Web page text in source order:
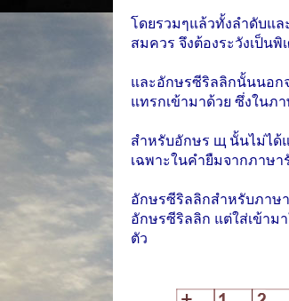
โดยรวมๆแล้วทั้งลำดับแ
สมควร จึงต้องระวังเป็นพิ
และอักษรซีริลลิกนั้นนอก
แทรกเข้ามาด้วย ซึ่งในภ
สำหรับอักษร щ นั้นไม่ได้
เฉพาะในคำยืมจากภาษา
อักษรซีริลลิกสำหรับภาษ
อักษรซีริลลิก แต่ใส่เข้าม
ตัว